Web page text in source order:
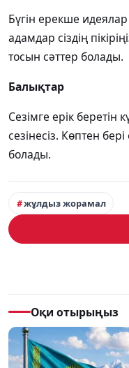
Бүгін ерекше
адамдар сіздің
тосын сәттер болады.
Балықтар
Сезімге ерік
сезінесіз. Көптен
болады.
жұлдыз жорамал
Оқи отырыңыз